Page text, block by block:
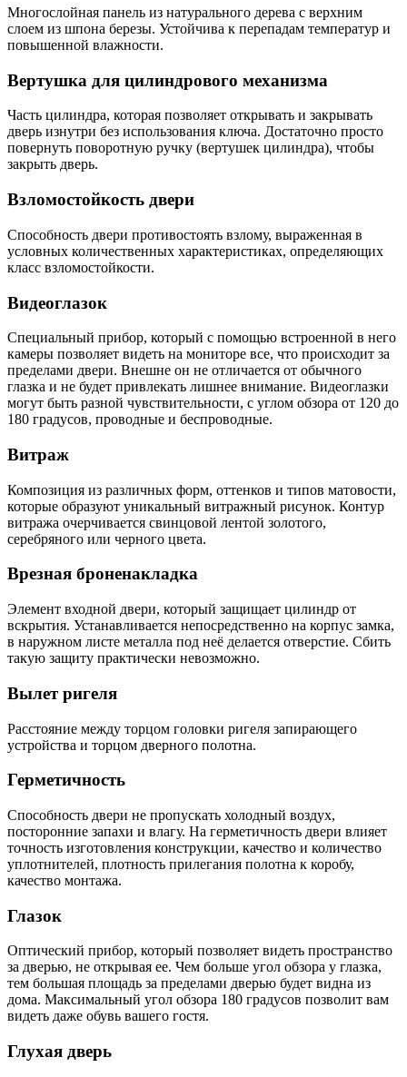
Многослойная панель из натурального дерева с верхним
слоем из шпона березы. Устойчива к перепадам температур и
повышенной влажности.
Вертушка для цилиндрового механизма
Часть цилиндра, которая позволяет открывать и закрывать
дверь изнутри без использования ключа. Достаточно просто
повернуть поворотную ручку (вертушек цилиндра), чтобы
закрыть дверь.
Взломостойкость двери
Способность двери противостоять взлому, выраженная в
условных количественных характеристиках, определяющих
класс взломостойкости.
Видеоглазок
Специальный прибор, который с помощью встроенной в него
камеры позволяет видеть на мониторе все, что происходит за
пределами двери. Внешне он не отличается от обычного
глазка и не будет привлекать лишнее внимание. Видеоглазки
могут быть разной чувствительности, с углом обзора от 120 до
180 градусов, проводные и беспроводные.
Витраж
Композиция из различных форм, оттенков и типов матовости,
которые образуют уникальный витражный рисунок. Контур
витража очерчивается свинцовой лентой золотого,
серебряного или черного цвета.
Врезная броненакладка
Элемент входной двери, который защищает цилиндр от
вскрытия. Устанавливается непосредственно на корпус замка,
в наружном листе металла под неё делается отверстие. Сбить
такую защиту практически невозможно.
Вылет ригеля
Расстояние между торцом головки ригеля запирающего
устройства и торцом дверного полотна.
Герметичность
Способность двери не пропускать холодный воздух,
посторонние запахи и влагу. На герметичность двери влияет
точность изготовления конструкции, качество и количество
уплотнителей, плотность прилегания полотна к коробу,
качество монтажа.
Глазок
Оптический прибор, который позволяет видеть пространство
за дверью, не открывая ее. Чем больше угол обзора у глазка,
тем большая площадь за пределами дверью будет видна из
дома. Максимальный угол обзора 180 градусов позволит вам
видеть даже обувь вашего гостя.
Глухая дверь